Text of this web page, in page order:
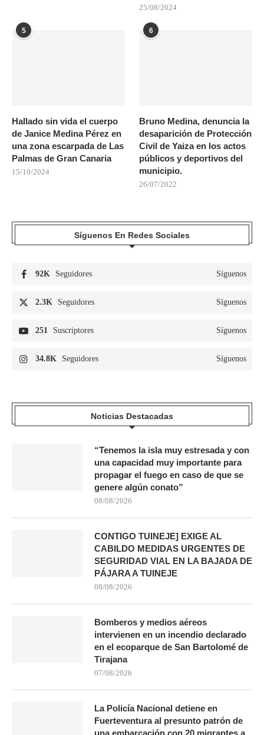
25/08/2024
5
Hallado sin vida el cuerpo
de Janice Medina Pérez en
una zona escarpada de Las
Palmas de Gran Canaria
15/10/2024
6
Bruno Medina, denuncia la
desaparición de Protección
Civil de Yaiza en los actos
públicos y deportivos del
municipio.
26/07/2022
Síguenos En Redes Sociales
92K Seguidores Síguenos
2.3K Seguidores Síguenos
251 Suscriptores Síguenos
34.8K Seguidores Síguenos
Noticias Destacadas
“Tenemos la isla muy estresada y con
una capacidad muy importante para
propagar el fuego en caso de que se
genere algún conato”
08/08/2026
CONTIGO TUINEJE] EXIGE AL
CABILDO MEDIDAS URGENTES DE
SEGURIDAD VIAL EN LA BAJADA DE
PÁJARA A TUINEJE
08/08/2026
Bomberos y medios aéreos
intervienen en un incendio declarado
en el ecoparque de San Bartolomé de
Tirajana
07/08/2026
La Policía Nacional detiene en
Fuerteventura al presunto patrón de